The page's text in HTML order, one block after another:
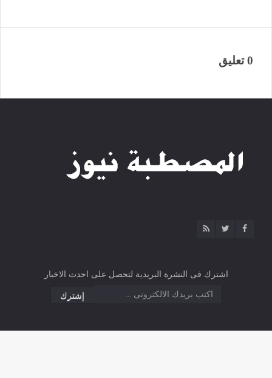
0 تعليق
اشترك فى النشرة البريدية لتحصل على احدث الاخبار